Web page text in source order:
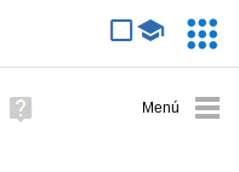
avanzada
Ayuda
(en